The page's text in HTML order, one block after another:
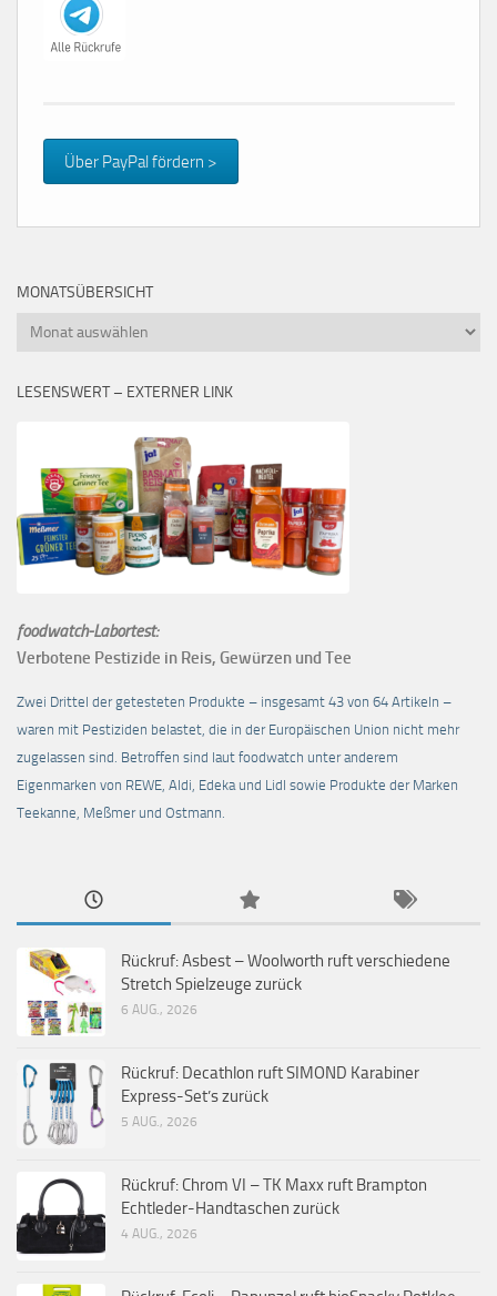
Über PayPal fördern >
MONATSÜBERSICHT
Monatsübersicht
LESENSWERT – EXTERNER LINK
foodwatch-Labortest:
Verbotene Pestizide in Reis, Gewürzen und Tee
Zwei Drittel der getesteten Produkte – insgesamt 43 von 64 Artikeln –
waren mit Pestiziden belastet, die in der Europäischen Union nicht mehr
zugelassen sind. Betroffen sind laut foodwatch unter anderem
Eigenmarken von REWE, Aldi, Edeka und Lidl sowie Produkte der Marken
Teekanne, Meßmer und Ostmann.
Rückruf: Asbest – Woolworth ruft verschiedene
Stretch Spielzeuge zurück
6 AUG., 2026
Rückruf: Decathlon ruft SIMOND Karabiner
Express-Set’s zurück
5 AUG., 2026
Rückruf: Chrom VI – TK Maxx ruft Brampton
Echtleder-Handtaschen zurück
4 AUG., 2026